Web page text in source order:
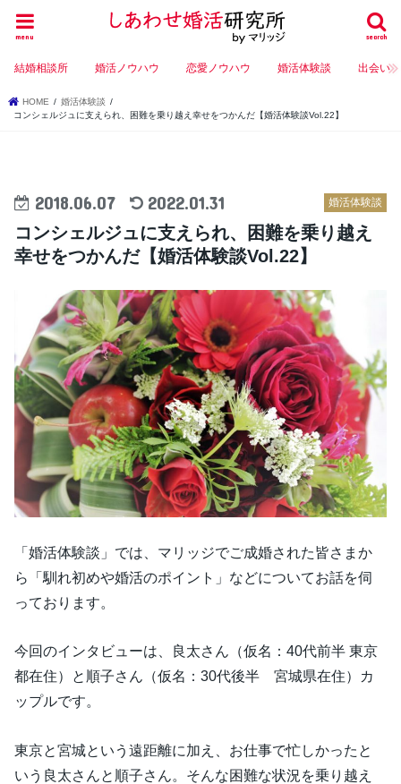
search
menu
結婚相談所 婚活ノウハウ 恋愛ノウハウ 婚活体験談 出会い
HOME
婚活体験談
コンシェルジュに支えられ、困難を乗り越え幸せをつかんだ【婚活体験談Vol.22】
婚活体験談
2018.06.07 2022.01.31
コンシェルジュに支えられ、困難を乗り越え
幸せをつかんだ【婚活体験談Vol.22】
「婚活体験談」では、マリッジでご成婚された皆さまか
ら「馴れ初めや婚活のポイント」などについてお話を伺
っております。
今回のインタビューは、良太さん（仮名：40代前半 東京
都在住）と順子さん（仮名：30代後半 宮城県在住）カ
ップルです。
東京と宮城という遠距離に加え、お仕事で忙しかったと
いう良太さんと順子さん。そんな困難な状況を乗り越え